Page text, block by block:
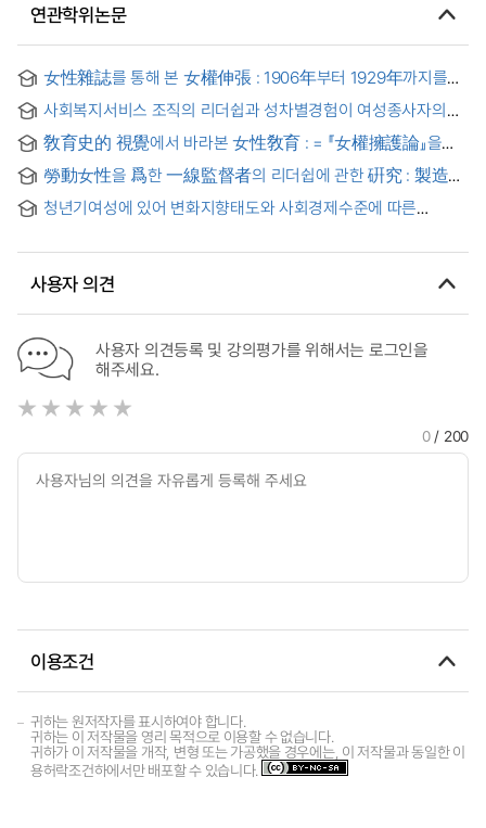
연관학위논문
女性雜誌를 통해 본 女權伸張 : 1906年부터 1929年까지를
中心으로 = (A) Study on Woman's Magazines and
Feminism in Korea
사회복지서비스 조직의 리더쉽과 성차별경험이 여성종사자의
조직헌신도에 미치는 영향
敎育史的 視覺에서 바라본 女性敎育 : = 『女權擁護論』을
중심으로 = Women's Education : Educational Historical
View
勞動女性을 爲한 一線監督者의 리더쉽에 관한 硏究 : 製造業
分野를 中心으로
청년기여성에 있어 변화지향태도와 사회경제수준에 따른
= Fashion leadership as related to attitudes toward change
사용자 의견
사용자 의견등록 및 강의평가를 위해서는 로그인을
해주세요.
0/ 200
이용조건
귀하는 원저작자를 표시하여야 합니다.
귀하는 이 저작물을 영리 목적으로 이용할 수 없습니다.
귀하가 이 저작물을 개작, 변형 또는 가공했을 경우에는, 이 저작물과 동일한 이
용허락조건하에서만 배포할 수 있습니다.